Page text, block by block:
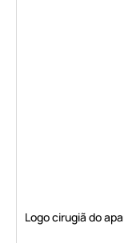
Logo cirugiã do